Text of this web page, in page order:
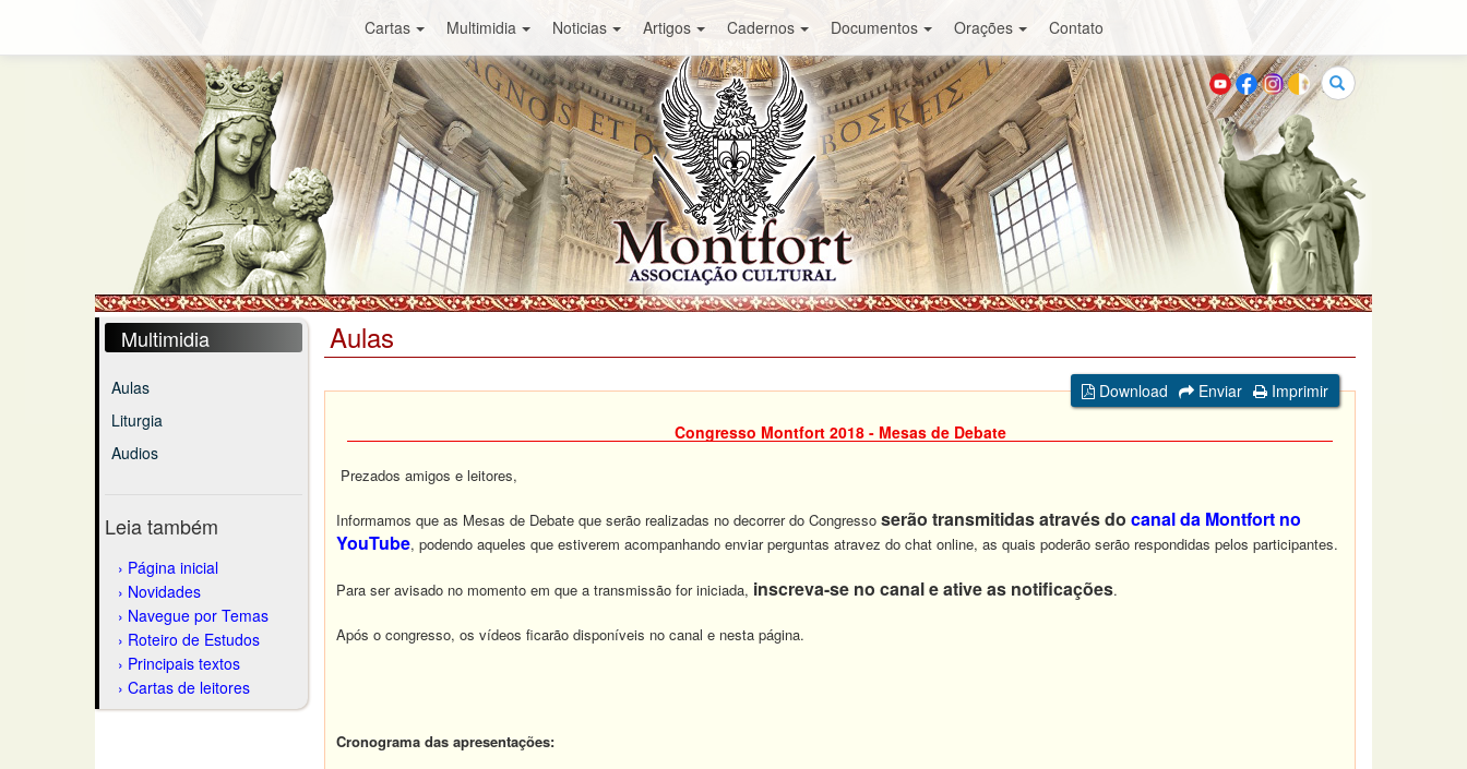
Cartas Multimidia Noticias Artigos Cadernos Documentos Orações Contato
Buscar
Multimidia
Aulas
Liturgia
Audios
Leia também
Página inicial
Novidades
Navegue por Temas
Roteiro de Estudos
Principais textos
Cartas de leitores
Aulas
Download Enviar
Imprimir
Congresso Montfort 2018 - Mesas de Debate
Prezados amigos e leitores,
Informamos que as Mesas de Debate que serão realizadas no decorrer do Congresso serão transmitidas através do canal da Montfort no
YouTube, podendo aqueles que estiverem acompanhando enviar perguntas atravez do chat online, as quais poderão serão respondidas pelos participantes.
Para ser avisado no momento em que a transmissão for iniciada, inscreva-se no canal e ative as notificações.
Após o congresso, os vídeos ficarão disponíveis no canal e nesta página.
Cronograma das apresentações: